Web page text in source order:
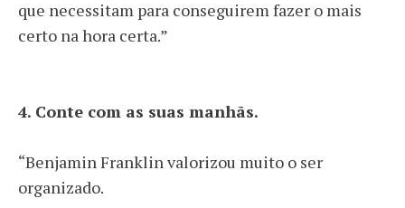
que necessitam para conseguirem fazer o mais
certo na hora certa.”
4. Conte com as suas manhãs.
“Benjamin Franklin valorizou muito o ser
organizado.